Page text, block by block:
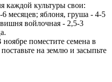
каждой культуры свои:
месяцев; яблоня, груша - 4-5
войлочная - 2,5-3
поместите семена в
на землю и засыпьте